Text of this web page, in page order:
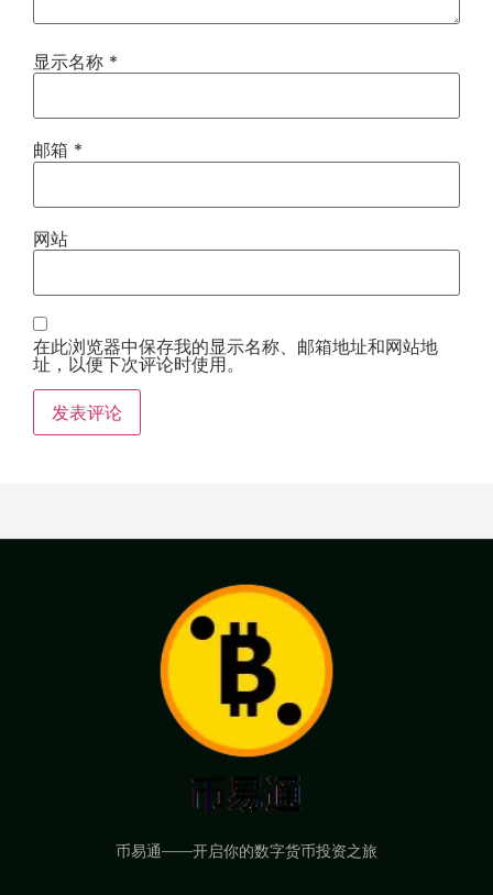
显示名称 *
邮箱 *
网站
在此浏览器中保存我的显示名称、邮箱地址和网站地
址，以便下次评论时使用。
币易通——开启你的数字货币投资之旅